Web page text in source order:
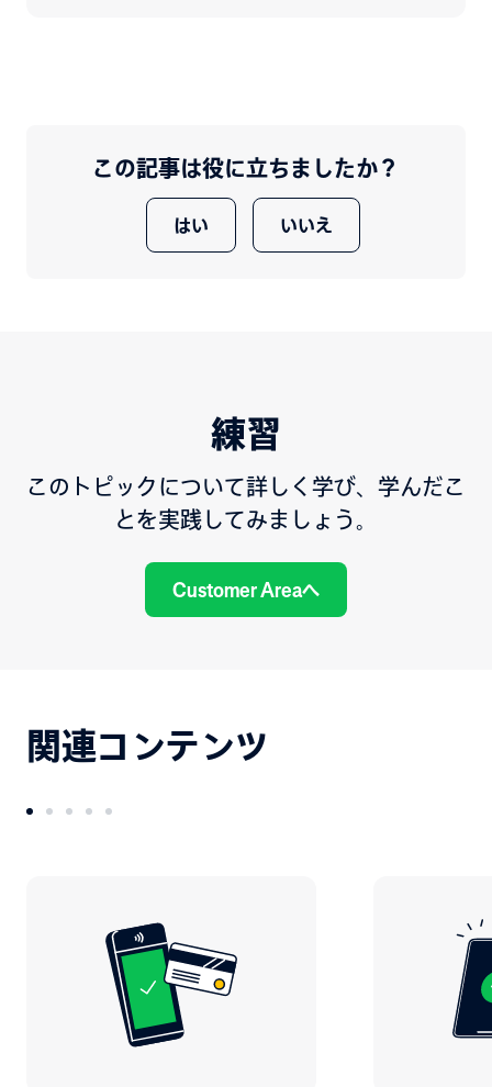
この記事は役に立ちましたか？
はい いいえ
練習
このトピックについて詳しく学び、学んだこ
とを実践してみましょう。
Customer Areaへ
関連コンテンツ